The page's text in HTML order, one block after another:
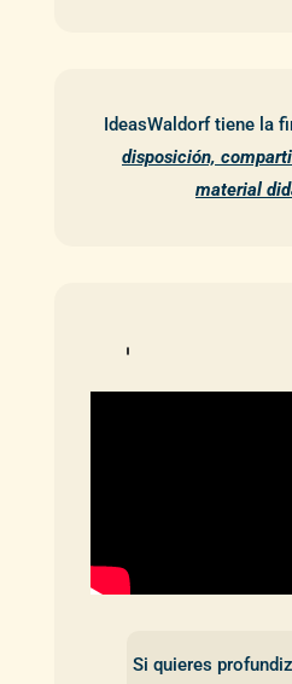
IdeasWaldorf tiene la
disposición,
material
Si quieres